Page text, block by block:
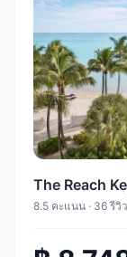
The Reach
8.5 คะแนน · 36 รีวิว